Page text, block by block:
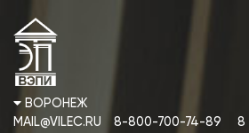
ВОРОНЕЖ
MAIL@VILEC.RU
8-800-700-74-89
8